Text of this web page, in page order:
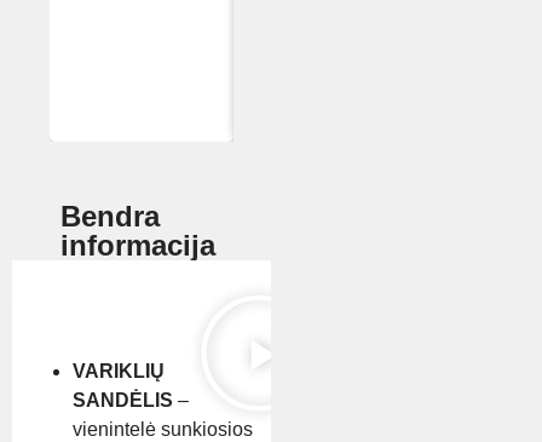
Bendra
informacija
VARIKLIŲ
SANDĖLIS –
vienintelė sunkiosios